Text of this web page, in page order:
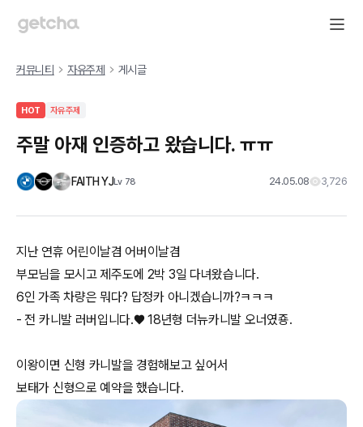
커뮤니티 자유주제 게시글
HOT 자유주제
주말 아재 인증하고 왔습니다. ㅠㅠ
FAITH YJLv 78 24.05.08 3,726
지난 연휴 어린이날겸 어버이날겸
부모님을 모시고 제주도에 2박 3일 다녀왔습니다.
6인 가족 차량은 뭐다? 답정카 아니겠습니까?ㅋㅋㅋ
- 전 카니발 러버입니다.♥️ 18년형 더뉴카니발 오너였죵.
이왕이면 신형 카니발을 경험해보고 싶어서